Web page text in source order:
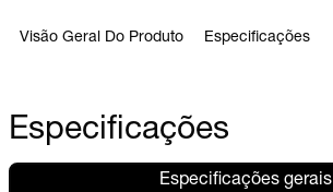
Visão Geral Do Produto Especificações
Especificações
Especificações gerais